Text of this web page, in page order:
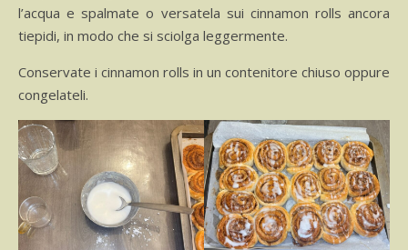
l’acqua e spalmate o versatela sui cinnamon rolls ancora
tiepidi, in modo che si sciolga leggermente.
Conservate i cinnamon rolls in un contenitore chiuso oppure
congelateli.